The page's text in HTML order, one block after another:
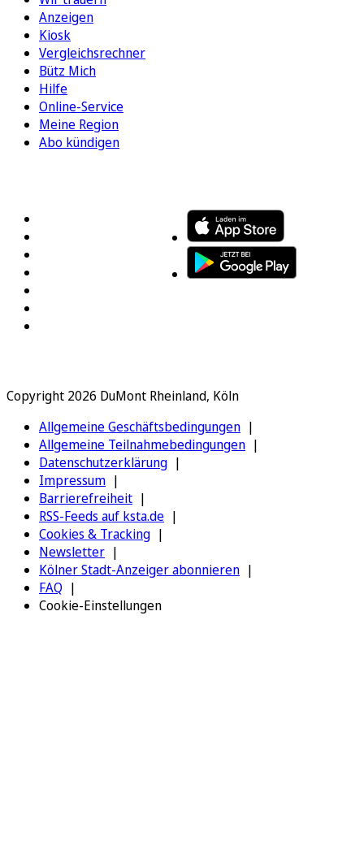
Anzeigen
Kiosk
Vergleichsrechner
Bütz Mich
Hilfe
Online-Service
Meine Region
Abo kündigen
Copyright 2026 DuMont Rheinland, Köln
Allgemeine Geschäftsbedingungen
Allgemeine Teilnahmebedingungen
Datenschutzerklärung
Impressum
Barrierefreiheit
RSS-Feeds auf ksta.de
Cookies & Tracking
Newsletter
Kölner Stadt-Anzeiger abonnieren
FAQ
Cookie-Einstellungen